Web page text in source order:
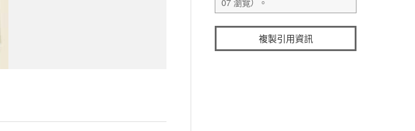
複製引用資訊